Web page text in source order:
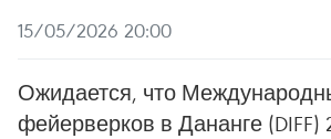
15/05/2026 20:00
Ожидается, что
фейерверков в Дананге (DIFF)